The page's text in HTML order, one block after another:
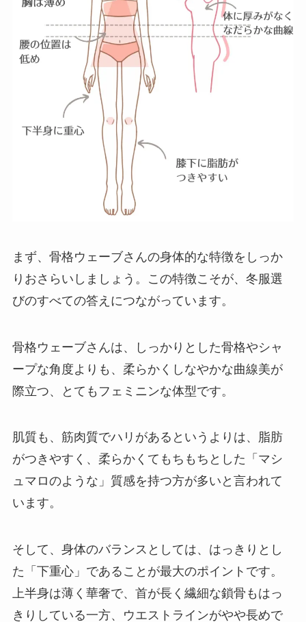
まず、骨格ウェーブさんの身体的な特徴をしっか
りおさらいしましょう。この特徴こそが、冬服選
びのすべての答えにつながっています。
骨格ウェーブさんは、しっかりとした骨格やシャ
ープな角度よりも、 柔らかくしなやかな曲線美が
際立つ、とてもフェミニンな体型です。
肌質も、筋肉質でハリがあるというよりは、脂肪
がつきやすく、柔らかくてもちもちとした「マシ
ュマロのような」質感を持つ方が多いと言われて
います。
そして、身体のバランスとしては、はっきりとし
た「下重心」であることが最大のポイントです。
上半身は薄く華奢で、首が長く繊細な鎖骨もはっ
きりしている一方、ウエストラインがやや長めで